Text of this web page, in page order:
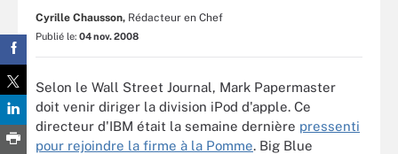
Cyrille Chausson, Rédacteur en Chef
Publié le: 04 nov. 2008
Selon le Wall Street Journal, Mark Papermaster
doit venir diriger la division iPod d'apple. Ce
directeur d'IBM était la semaine dernière pressenti
pour rejoindre la firme à la Pomme. Big Blue